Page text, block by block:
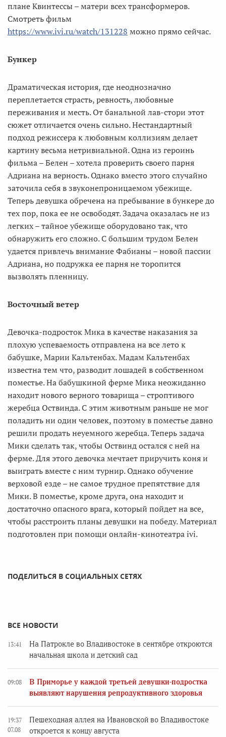
плане Квинтессы – матери всех трансформеров.
Смотреть фильм
https://www.ivi.ru/watch/131228 можно прямо сейчас.
Бункер
Драматическая история, где неоднозначно
переплетается страсть, ревность, любовные
переживания и месть. От банальной лав-стори этот
сюжет отличается очень сильно. Нестандартный
подход режиссера к любовным коллизиям делает
картину весьма нетривиальной. Одна из героинь
фильма – Белен – хотела проверить своего парня
Адриана на верность. Однако вместо этого случайно
заточила себя в звуконепроницаемом убежище.
Теперь девушка обречена на пребывание в бункере до
тех пор, пока ее не освободят. Задача оказалась не из
легких – тайное убежище оборудовано так, что
обнаружить его сложно. С большим трудом Белен
удается привлечь внимание Фабианы – новой пассии
Адриана, но подружка ее парня не торопится
вызволять пленницу.
Восточный ветер
Девочка-подросток Мика в качестве наказания за
плохую успеваемость отправлена на все лето к
бабушке, Марии Кальтенбах. Мадам Кальтенбах
известна тем что, разводит лошадей в собственном
поместье. На бабушкиной ферме Мика неожиданно
находит нового верного товарища – строптивого
жеребца Оствинда. С этим животным раньше не мог
поладить ни один человек, поэтому в поместье давно
решили продать неуемного жеребца. Теперь задача
Мики сделать так, чтобы Оствинд остался с ней на
ферме. Для этого девочка мечтает приручить коня и
выиграть вместе с ним турнир. Однако обучение
верховой езде – не самое трудное препятствие для
Мики. В поместье, кроме друга, она находит и
достаточно опасного врага, который пойдет на все,
чтобы расстроить планы девушки на победу. Материал
подготовлен при помощи онлайн-кинотеатра ivi.
ПОДЕЛИТЬСЯ В СОЦИАЛЬНЫХ СЕТЯХ
ВСЕ НОВОСТИ
13:41
На Патрокле во Владивостоке в сентябре откроются
начальная школа и детский сад
09:08
В Приморье у каждой третьей девушки-подростка
выявляют нарушения репродуктивного здоровья
19:37
07.08
Пешеходная аллея на Ивановской во Владивостоке
откроется к концу августа